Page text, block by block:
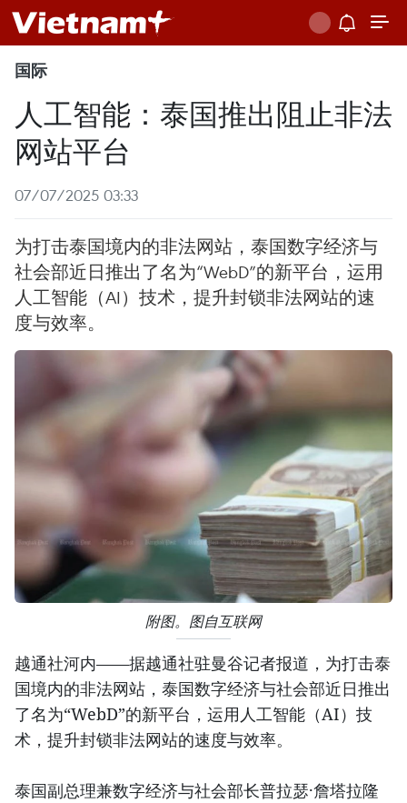
国际
人工智能：泰国推出阻止非法
网站平台
07/07/2025 03:33
为打击泰国境内的非法网站，泰国数字经济与
社会部近日推出了名为“WebD”的新平台，运用
人工智能（AI）技术，提升封锁非法网站的速
度与效率。
附图。图自互联网
越通社河内——据越通社驻曼谷记者报道，为打击泰
国境内的非法网站，泰国数字经济与社会部近日推出
了名为“WebD”的新平台，运用人工智能（AI）技
术，提升封锁非法网站的速度与效率。
泰国副总理兼数字经济与社会部长普拉瑟·詹塔拉隆